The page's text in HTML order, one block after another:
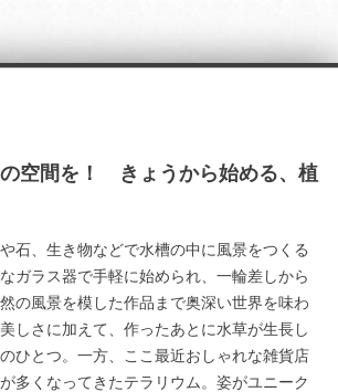
空間を！ きょうから始める、植
石、生き物などで水槽の中に風景をつくる
ガラス器で手軽に始められ、一輪差しから
の風景を模した作品まで奥深い世界を味わ
しさに加えて、作ったあとに水草が生長し
ひとつ。一方、ここ最近おしゃれな雑貨店
多くなってきたテラリウム。姿がユニーク